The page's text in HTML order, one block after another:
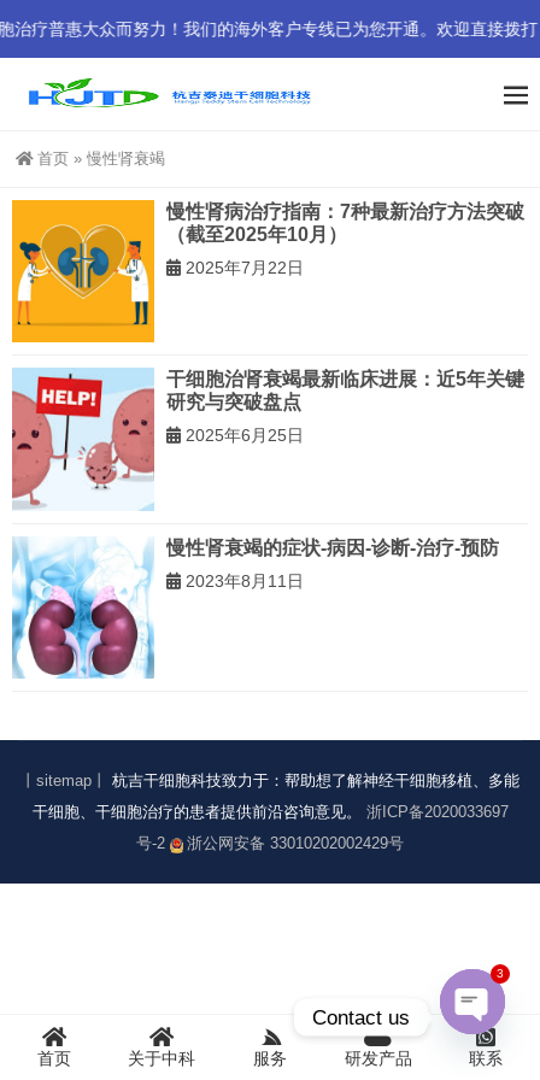
疗普惠大众而努力！我们的海外客户专线已为您开通。欢迎直接拨
首页 » 慢性肾衰竭
慢性肾病治疗指南：7种最新治疗方法突破
（截至2025年10月）
2025年7月22日
干细胞治肾衰竭最新临床进展：近5年关键
研究与突破盘点
2025年6月25日
慢性肾衰竭的症状-病因-诊断-治疗-预防
2023年8月11日
丨sitemap丨
杭吉干细胞科技致力于：帮助想了解神经干细胞移植、多能
干细胞、干细胞治疗的患者提供前沿咨询意见。 浙ICP备2020033697
号-2
浙公网安备 33010202002429号
首页 关于中科 服务 研发产品 联系
Contact us
Open
chaty
3